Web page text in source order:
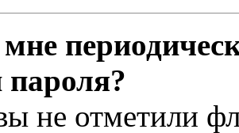
не отметили